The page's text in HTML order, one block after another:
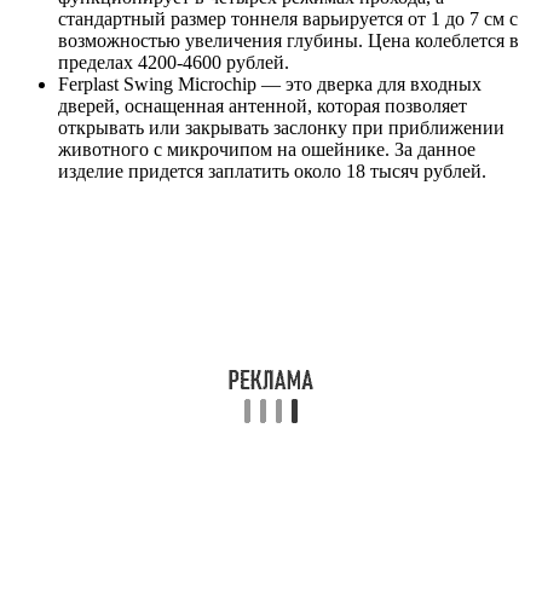
стандартный размер тоннеля варьируется от 1 до 7 см с
возможностью увеличения глубины. Цена колеблется в
пределах 4200-4600 рублей.
Ferplast Swing Microchip — это дверка для входных
дверей, оснащенная антенной, которая позволяет
открывать или закрывать заслонку при приближении
животного с микрочипом на ошейнике. За данное
изделие придется заплатить около 18 тысяч рублей.